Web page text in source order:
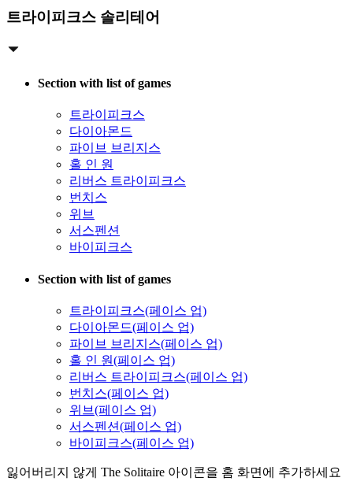
트라이피크스 솔리테어
Section with list of games
트라이피크스
다이아몬드
파이브 브리지스
홀 인 원
리버스 트라이피크스
번치스
위브
서스펜션
바이피크스
Section with list of games
트라이피크스(페이스 업)
다이아몬드(페이스 업)
파이브 브리지스(페이스 업)
홀 인 원(페이스 업)
리버스 트라이피크스(페이스 업)
번치스(페이스 업)
위브(페이스 업)
서스펜션(페이스 업)
바이피크스(페이스 업)
잃어버리지 않게 The Solitaire 아이콘을 홈 화면에 추가하세요